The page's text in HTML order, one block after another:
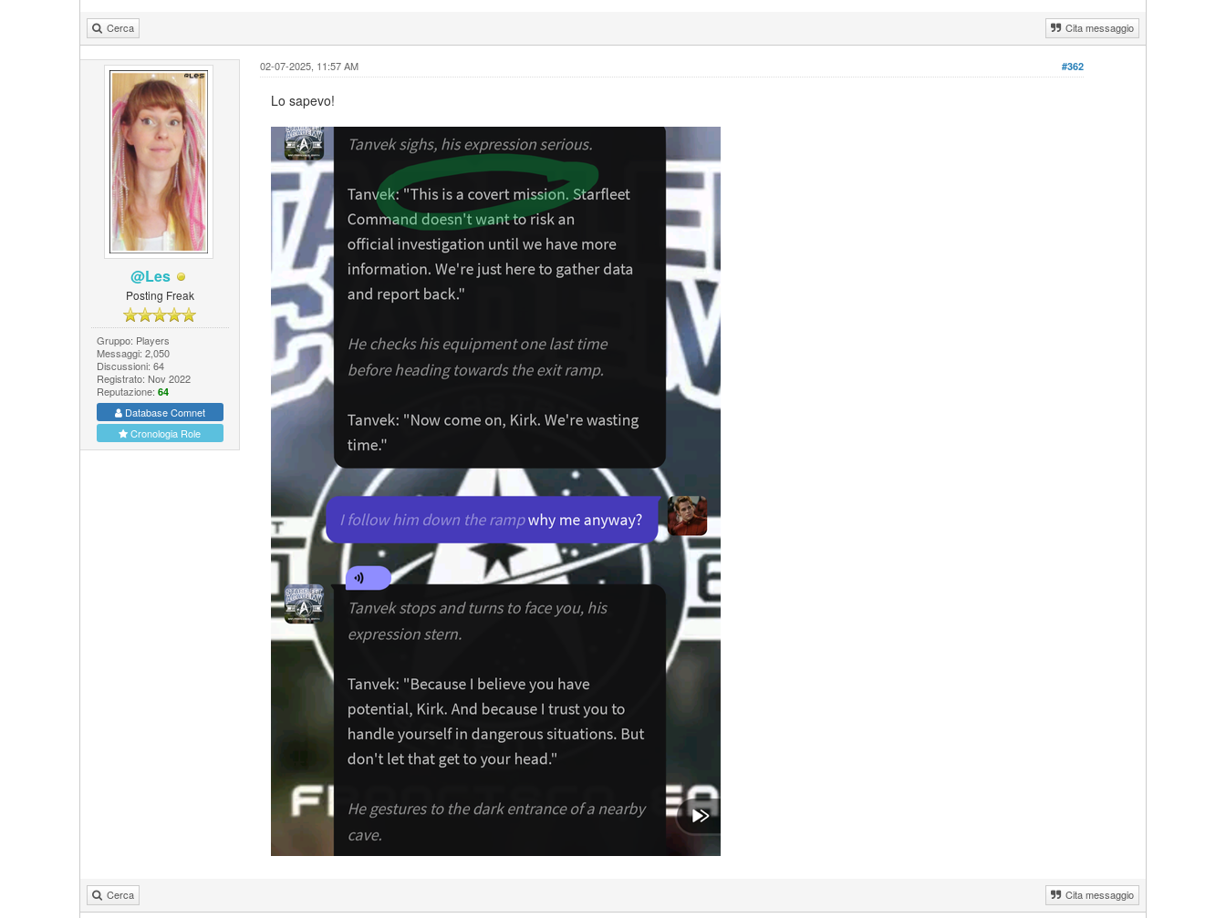
Cerca Cita messaggio
@Les
Posting Freak
Gruppo: Players
Messaggi: 2,050
Discussioni: 64
Registrato: Nov 2022
Reputazione: 64
Database Comnet
Cronologia Role
#362
02-07-2025, 11:57 AM
Lo sapevo!
Cerca Cita messaggio